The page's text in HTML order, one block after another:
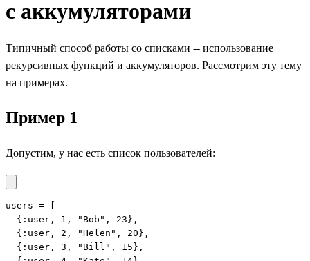
с аккумуляторами
Типичный способ работы со списками -- использование
рекурсивных функций и аккумуляторов. Рассмотрим эту тему
на примерах.
Пример 1
Допустим, у нас есть список пользователей:
users = [
  {:user, 1, "Bob", 23},
  {:user, 2, "Helen", 20},
  {:user, 3, "Bill", 15},